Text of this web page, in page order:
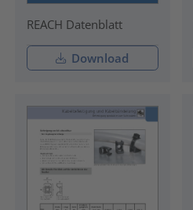
REACH Datenblatt
Download